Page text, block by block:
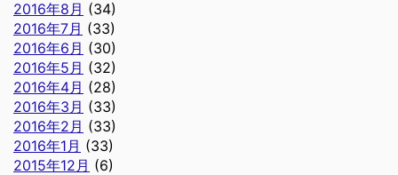
2016年8月 (34)
2016年7月 (33)
2016年6月 (30)
2016年5月 (32)
2016年4月 (28)
2016年3月 (33)
2016年2月 (33)
2016年1月 (33)
2015年12月 (6)